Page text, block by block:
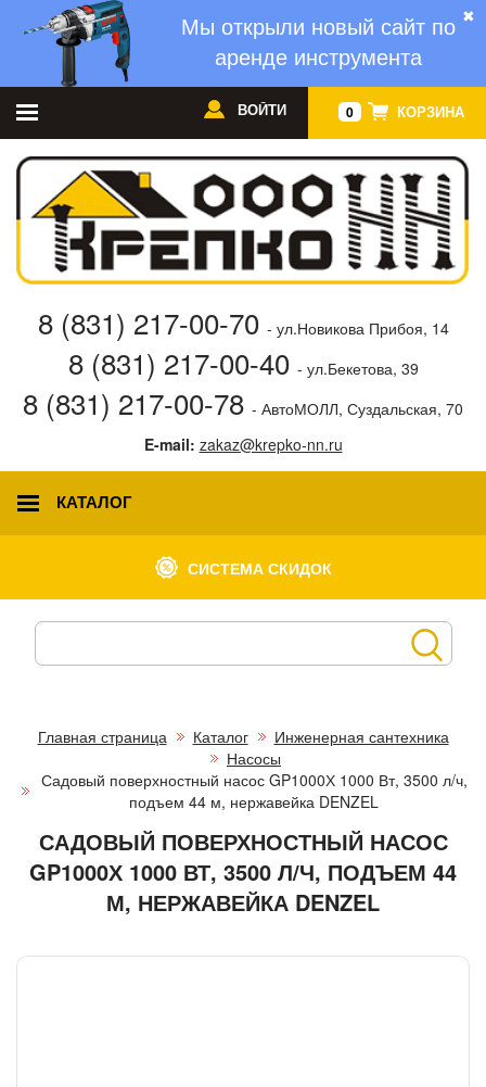
✖
Мы открыли новый сайт по
аренде инструмента
0 КОРЗИНА
ВОЙТИ
8 (831) 217-00-70 - ул.Новикова Прибоя, 14
8 (831) 217-00-40 - ул.Бекетова, 39
8 (831) 217-00-78 - АвтоМОЛЛ, Суздальская, 70
E-mail: zakaz@krepko-nn.ru
КАТАЛОГ
СИСТЕМА СКИДОК
Главная страница Каталог
Инженерная сантехника
Насосы
Садовый поверхностный насос GP1000Х 1000 Вт, 3500 л/ч,
подъем 44 м, нержавейка DENZEL
САДОВЫЙ ПОВЕРХНОСТНЫЙ НАСОС
GP1000Х 1000 ВТ, 3500 Л/Ч, ПОДЪЕМ 44
М, НЕРЖАВЕЙКА DENZEL